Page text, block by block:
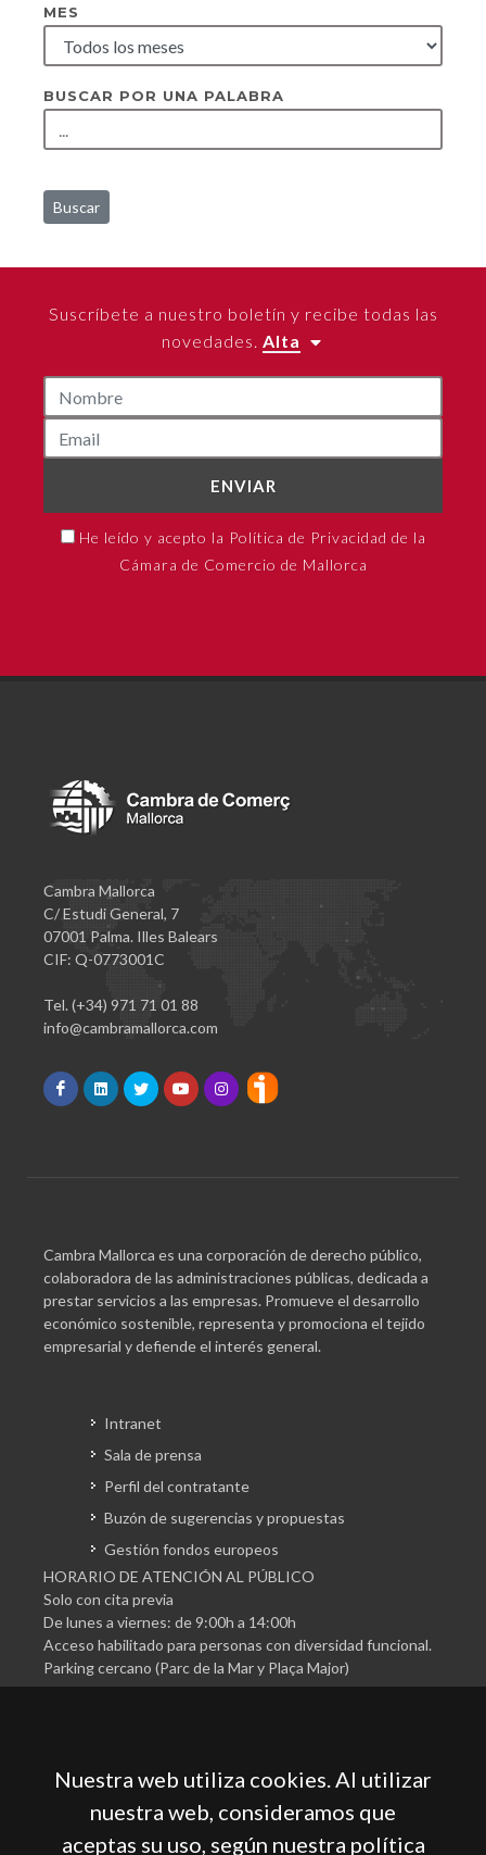
MES
BUSCAR POR UNA PALABRA
Buscar
Suscríbete a nuestro boletín y recibe todas las
novedades. Alta
ENVIAR
He leído y acepto la Política de Privacidad de la
Cámara de Comercio de Mallorca
Cambra Mallorca
C/ Estudi General, 7
07001 Palma. Illes Balears
CIF: Q-0773001C
Tel. (+34) 971 71 01 88
info@cambramallorca.com
Cambra Mallorca es una corporación de derecho público,
colaboradora de las administraciones públicas, dedicada a
prestar servicios a las empresas. Promueve el desarrollo
económico sostenible, representa y promociona el tejido
empresarial y defiende el interés general.
Intranet
Sala de prensa
Perfil del contratante
Buzón de sugerencias y propuestas
Gestión fondos europeos
HORARIO DE ATENCIÓN AL PÚBLICO
Solo con cita previa
De lunes a viernes: de 9:00h a 14:00h
Acceso habilitado para personas con diversidad funcional.
Parking cercano (Parc de la Mar y Plaça Major)
Cámara Oficial de Comercio, Industria, Servicios y
Nuestra web utiliza cookies. Al utilizar
nuestra web, consideramos que
aceptas su uso, según nuestra política